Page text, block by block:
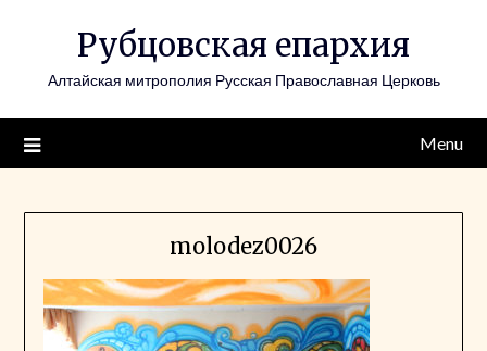
Рубцовская епархия
Алтайская митрополия Русская Православная Церковь
Menu
molodez0026